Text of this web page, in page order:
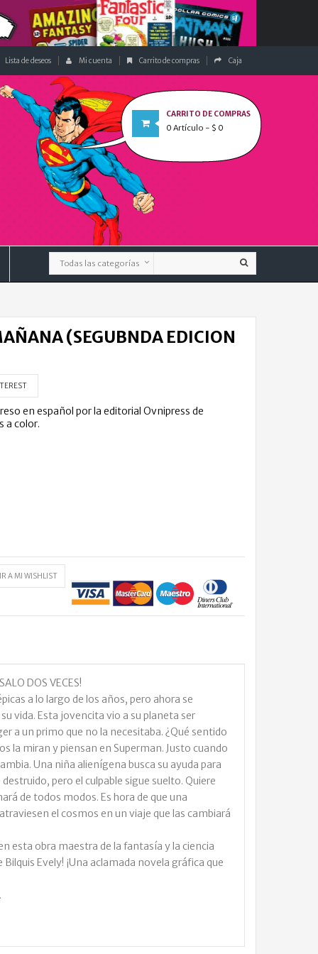
Lista de deseos Mi cuenta Carrito de compras Caja
CARRITO DE COMPRAS
0 Artículo - $ 0
(SEGUBNDA EDICION
en español por la editorial Ovnipress de
a color.
A MI WISHLIST
DOS VECES!
a lo largo de los años, pero ahora se
vida. Esta jovencita vio a su planeta ser
a un primo que no la necesitaba. ¿Qué sentido
la miran y piensan en Superman. Justo cuando
Una niña alienígena busca su ayuda para
pero el culpable sigue suelto. Quiere
de todos modos. Es hora de que una
el cosmos en un viaje que las cambiará
esta obra maestra de la fantasía y la ciencia
Evely! ¡Una aclamada novela gráfica que